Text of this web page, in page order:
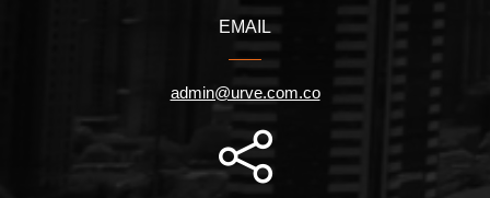
EMAIL
admin@urve.com.co